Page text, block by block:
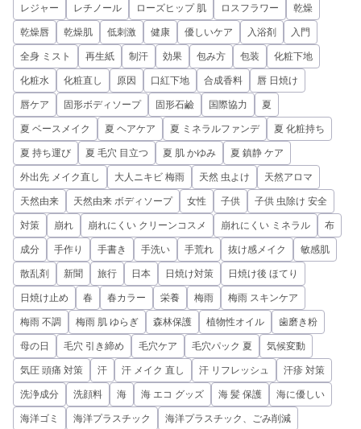
レジャー レチノール ローズヒップ 肌 ロスフラワー 乾燥
乾燥唇 乾燥肌 低刺激 健康 優しいケア 入浴剤 入門
全身 ミスト 再生紙 制汗 効果 包み方 包装 化粧下地
化粧水 化粧直し 原因 口紅下地 合成香料 唇 日焼け
唇ケア 固形ボディソープ 固形石鹼 国際協力 夏
夏 ベースメイク 夏 ヘアケア 夏 ミネラルファンデ 夏 化粧持ち
夏 持ち運び 夏 毛穴 目立つ 夏 肌 かゆみ 夏 鎮静 ケア
外出先 メイク直し 大人ニキビ 梅雨 天然 虫よけ 天然アロマ
天然由来 天然由来 ボディソープ 女性 子供 子供 虫除け 安全
対策 崩れ 崩れにくい クリーンコスメ 崩れにくい ミネラル 布
成分 手作り 手書き 手洗い 手荒れ 抜け感メイク 敏感肌
散乱剤 新聞 旅行 日本 日焼け対策 日焼け後 ほてり
日焼け止め 春 春カラー 栄養 梅雨 梅雨 スキンケア
梅雨 不調 梅雨 肌 ゆらぎ 森林保護 植物性オイル 歯磨き粉
母の日 毛穴 引き締め 毛穴ケア 毛穴パック 夏 気候変動
気圧 頭痛 対策 汗 汗 メイク 直し 汗 リフレッシュ 汗疹 対策
洗浄成分 洗顔料 海 海 エコ グッズ 海 髪 保護 海に優しい
海洋ゴミ 海洋プラスチック 海洋プラスチック、ごみ削減